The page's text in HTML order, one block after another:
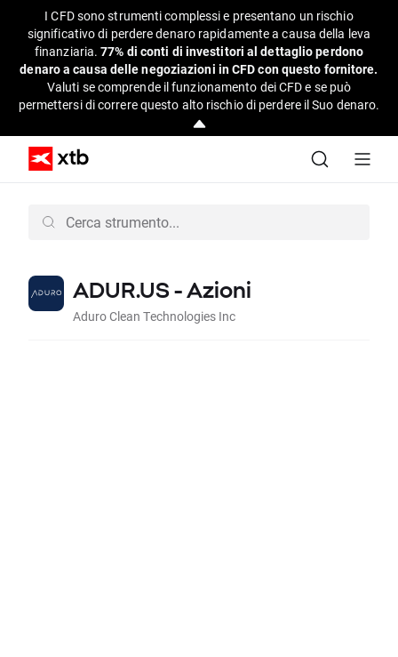
I CFD sono strumenti complessi e presentano un rischio
significativo di perdere denaro rapidamente a causa della leva
finanziaria.77% di conti di investitori al dettaglio perdono
denaro a causa delle negoziazioni in CFD con questo fornitore.
Valuti se comprende il funzionamento dei CFD e se può
permettersi di correre questo alto rischio di perdere il Suo denaro.
ADUR.US - Azioni
Aduro Clean Technologies Inc